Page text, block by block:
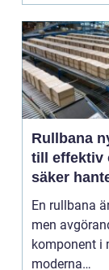
Rullbana nyckeln
till effektiv
säker
gods
En rullbana
men
komponent i
moderna